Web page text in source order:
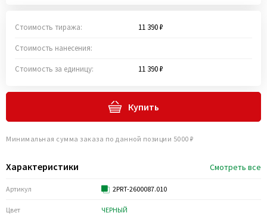
Характеристики Смотреть все
Артикул 2PRT-2600087.010
Цвет ЧЕРНЫЙ
Стоимость тиража: 11 390 ₽
Стоимость нанесения:
Стоимость за единицу: 11 390 ₽
Купить
Минимальная сумма заказа по данной позиции 5000 ₽